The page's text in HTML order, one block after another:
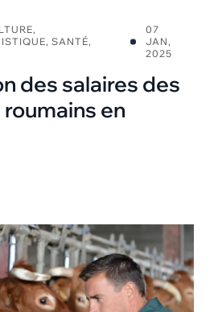
,
, SANTÉ,
07
JAN,
2025
des salaires des
en